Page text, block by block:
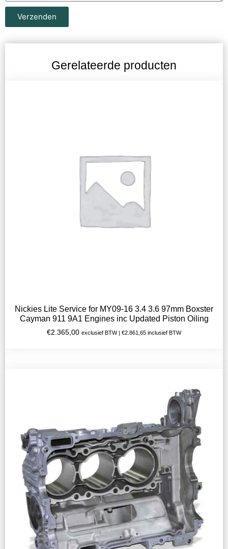
Verzenden
Gerelateerde producten
Nickies Lite Service for MY09-16 3.4 3.6 97mm Boxster
Cayman 911 9A1 Engines inc Updated Piston Oiling
€2.365,00 exclusief BTW | €2.861,65 inclusief BTW